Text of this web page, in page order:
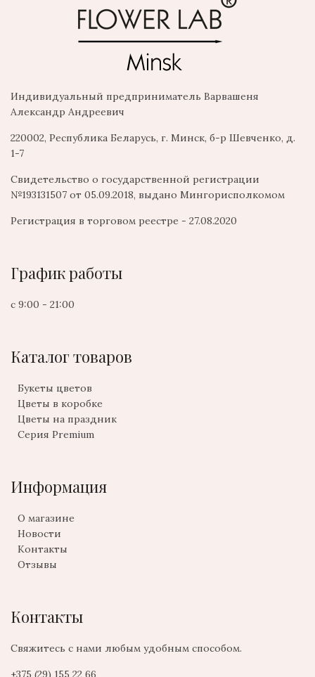
Индивидуальный предприниматель Варвашеня
Александр Андреевич
220002, Республика Беларусь, г. Минск, б-р Шевченко, д.
1-7
Свидетельство о государственной регистрации
№193131507 от 05.09.2018, выдано Мингорисполкомом
Регистрация в торговом реестре - 27.08.2020
График работы
с 9:00 - 21:00
Каталог товаров
Букеты цветов
Цветы в коробке
Цветы на праздник
Серия Premium
Информация
О магазине
Новости
Контакты
Отзывы
Контакты
Свяжитесь с нами любым удобным способом.
+375 (29) 155 22 66